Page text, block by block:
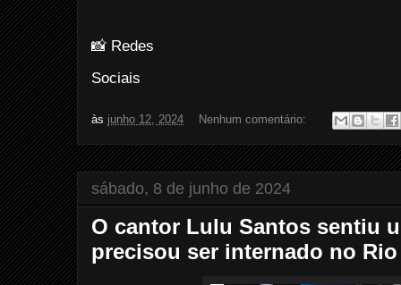
📸 Redes
Sociais
às junho 12, 2024 Nenhum comentário:
sábado, 8 de junho de 2024
O cantor Lulu Santos sentiu
precisou ser internado no